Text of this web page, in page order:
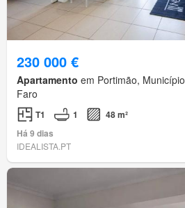
230 000 €
Apartamento em Portimão,
Faro
T1 1
48 m²
Há 9 dias
IDEALISTA.PT